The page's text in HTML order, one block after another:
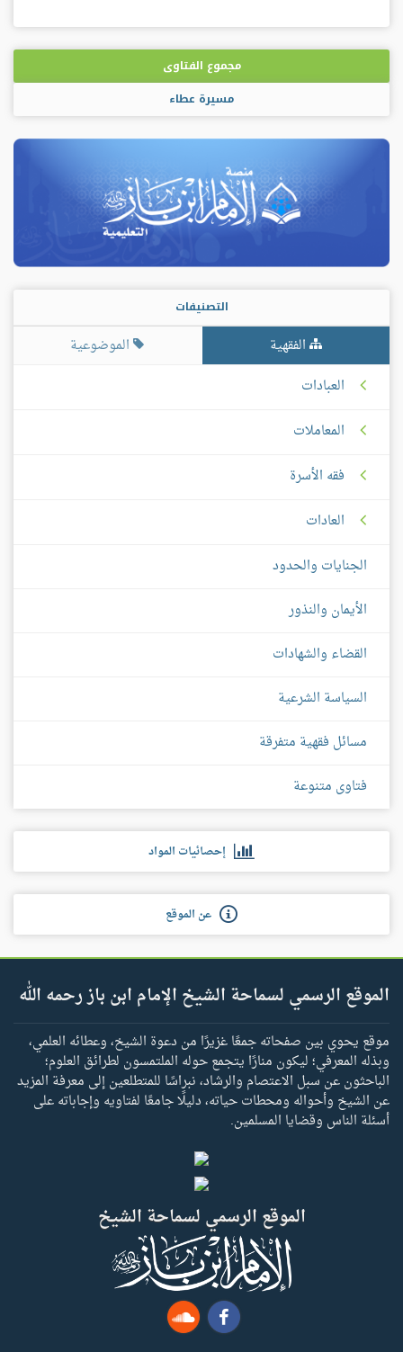
مجموع الفتاوى
مسيرة عطاء
التصنيفات
الفقهية
الموضوعية
العبادات
المعاملات
فقه الأسرة
العادات
الجنايات والحدود
الأيمان والنذور
القضاء والشهادات
السياسة الشرعية
مسائل فقهية متفرقة
فتاوى متنوعة
إحصائيات المواد
عن الموقع
الموقع الرسمي لسماحة الشيخ الإمام ابن باز رحمه الله
موقع يحوي بين صفحاته جمعًا غزيرًا من دعوة الشيخ، وعطائه العلمي،
وبذله المعرفي؛ ليكون منارًا يتجمع حوله الملتمسون لطرائق العلوم؛
الباحثون عن سبل الاعتصام والرشاد، نبراسًا للمتطلعين إلى معرفة المزيد
عن الشيخ وأحواله ومحطات حياته، دليلًا جامعًا لفتاويه وإجاباته على
أسئلة الناس وقضايا المسلمين.
الموقع الرسمي لسماحة الشيخ